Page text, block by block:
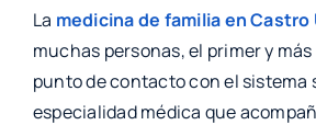
La medicina de familia en Castro
muchas personas, el primer y
punto de contacto con el sistema
especialidad médica que